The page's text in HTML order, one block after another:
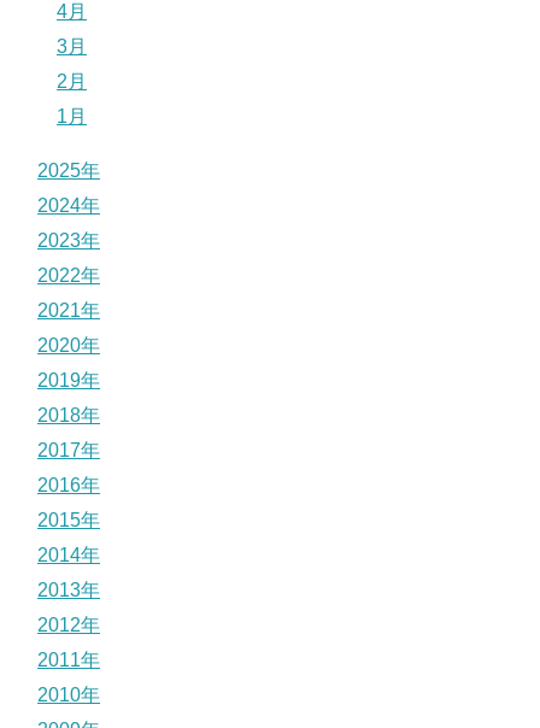
4月
3月
2月
1月
2025年
2024年
2023年
2022年
2021年
2020年
2019年
2018年
2017年
2016年
2015年
2014年
2013年
2012年
2011年
2010年